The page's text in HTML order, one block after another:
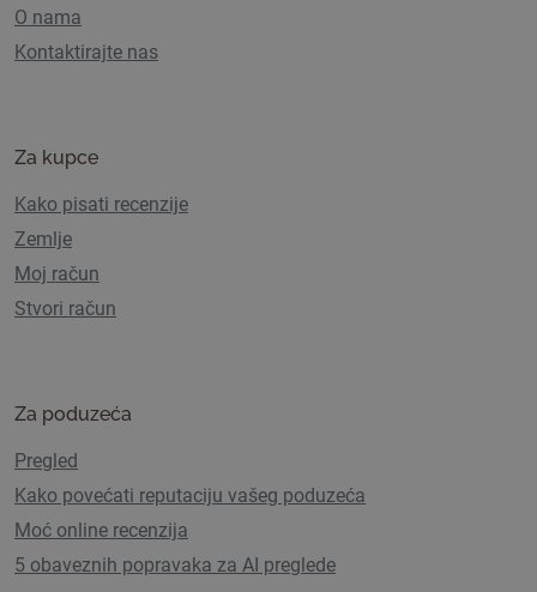
O nama
Kontaktirajte nas
Za kupce
Kako pisati recenzije
Zemlje
Moj račun
Stvori račun
Za poduzeća
Pregled
Kako povećati reputaciju vašeg poduzeća
Moć online recenzija
5 obaveznih popravaka za AI preglede